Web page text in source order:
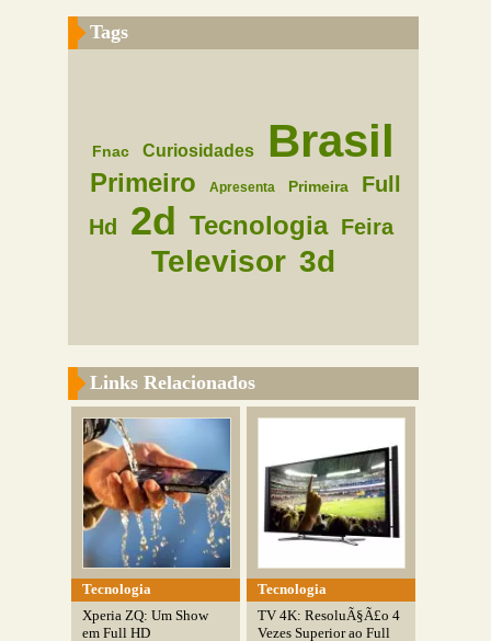
Tags
Fnac Curiosidades Brasil
Primeiro Apresenta Primeira
Full
Hd
2d Tecnologia Feira
Televisor 3d
Links Relacionados
Tecnologia
Xperia ZQ: Um Show
em Full HD
Tecnologia
TV 4K: ResoluÃ§Ã£o 4
Vezes Superior ao Full